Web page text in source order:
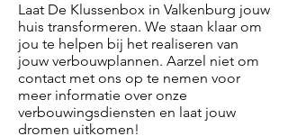
Laat De Klussenbox in Valkenburg jouw
huis transformeren. We staan klaar om
jou te helpen bij het realiseren van
jouw verbouwplannen. Aarzel niet om
contact met ons op te nemen voor
meer informatie over onze
verbouwingsdiensten en laat jouw
dromen uitkomen!